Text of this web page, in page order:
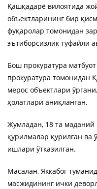
Қашқадарё вилоятида
объектларининг бир
фуқаролар томонидан
эътиборсизлик туфайли
Бош прокуратура
прокуратура томонидан
мерос объектлари
ҳолатлари аниқланган.
Жумладан, 18 та
қурилмалар қурилган
ишлари ўтказилган.
Масалан, Яккабоғ
масжидининг ички